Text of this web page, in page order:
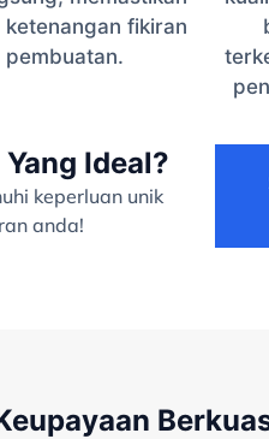
fikiran
Ideal?
keperluan unik
anda!